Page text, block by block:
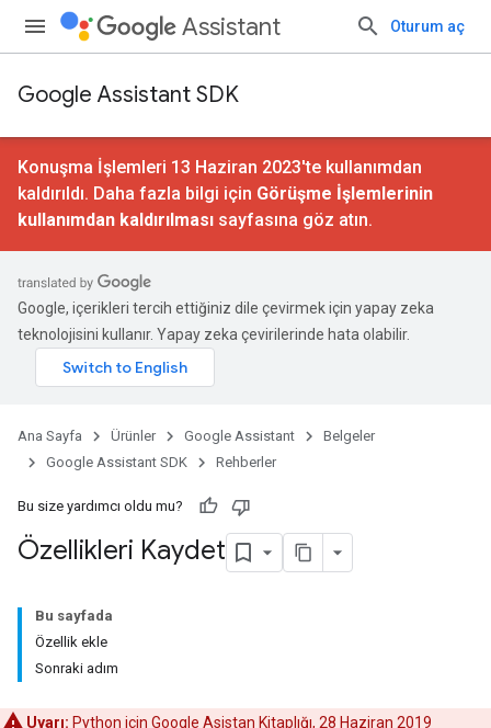
Assistant Oturum aç
Google Assistant SDK
Konuşma İşlemleri 13 Haziran 2023'te kullanımdan
kaldırıldı. Daha fazla bilgi için Görüşme İşlemlerinin
kullanımdan kaldırılması sayfasına göz atın.
Google, içerikleri tercih ettiğiniz dile çevirmek için yapay zeka
teknolojisini kullanır. Yapay zeka çevirilerinde hata olabilir.
Ana Sayfa Ürünler Google Assistant
Belgeler
Google Assistant SDK
Rehberler
Bu size yardımcı oldu mu?
Özellikleri Kaydet
Bu sayfada
Özellik ekle
Sonraki adım
Uyarı: Python için Google Asistan Kitaplığı, 28 Haziran 2019